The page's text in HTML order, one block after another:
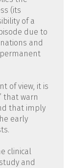
(its
of a
due to
and
of view, it is
that warn
that imply
early
clinical
and